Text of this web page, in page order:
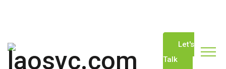
Let's
Talk